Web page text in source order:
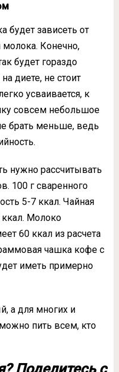
будет зависеть от
молока. Конечно,
будет гораздо
диете, не стоит
усваивается, к
совсем небольшое
брать меньше, ведь
нужно рассчитывать
100 г сваренного
5-7 ккал. Чайная
ккал. Молоко
60 ккал из расчета
чашка кофе с
иметь примерно
а для многих и
пить всем, кто